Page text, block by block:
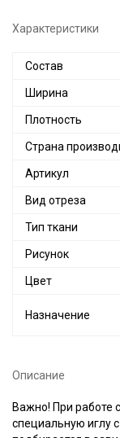
Характеристики
Состав
Ширина
Плотность
Страна
Артикул
Вид отреза
Тип ткани
Рисунок
Цвет
Назначение
Описание
Важно! При работе
специальную иглу
Мы
Ознакомлен(а)
Даю